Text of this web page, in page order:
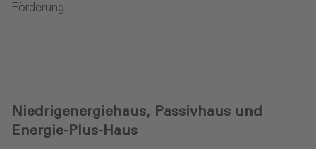
Förderung.
Niedrigenergiehaus, Passivhaus und
Energie-Plus-Haus